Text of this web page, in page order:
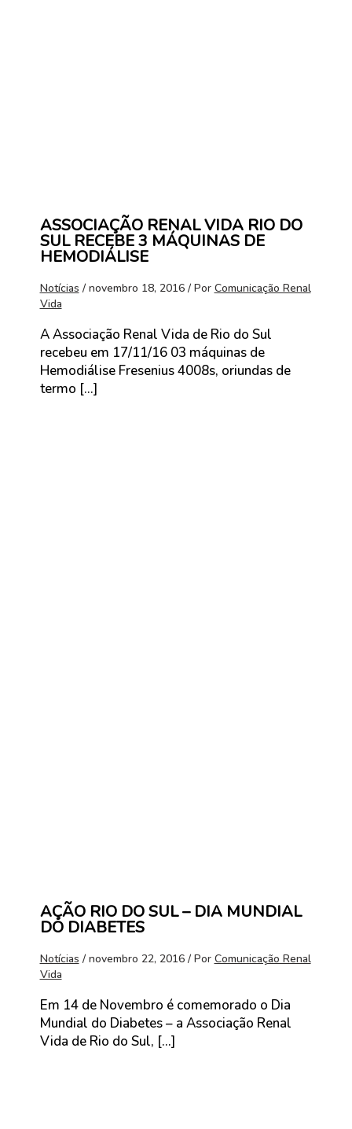
ASSOCIAÇÃO RENAL VIDA RIO DO
SUL RECEBE 3 MÁQUINAS DE
HEMODIÁLISE
Notícias / novembro 18, 2016 / Por Comunicação Renal
Vida
A Associação Renal Vida de Rio do Sul
recebeu em 17/11/16 03 máquinas de
Hemodiálise Fresenius 4008s, oriundas de
termo […]
AÇÃO RIO DO SUL – DIA MUNDIAL
DO DIABETES
Notícias / novembro 22, 2016 / Por Comunicação Renal
Vida
Em 14 de Novembro é comemorado o Dia
Mundial do Diabetes – a Associação Renal
Vida de Rio do Sul, […]